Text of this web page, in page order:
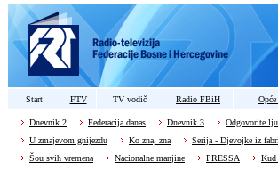
Start FTV TV vodič Radio FBiH
Dnevnik 2 Federacija danas Dnevnik 3 Odgovorite
U zmajevom gnijezdu
Ko zna, zna Serija - Djevojke iz
Šou svih vremena
Nacionalne manjine PRESSA
Kud